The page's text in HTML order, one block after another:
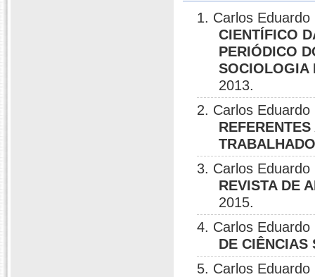
1. Carlos
CIENTÍFICO
PERIÓDICO
SOCIOLOGIA
2013.
2. Carlos
3. Carlos
REVISTA DE
2015.
4. Carlos
DE
5. Carlos